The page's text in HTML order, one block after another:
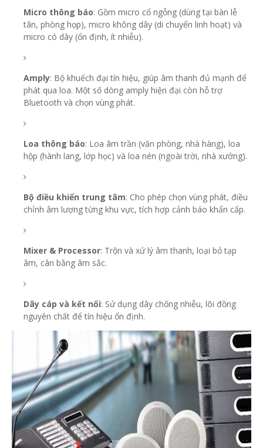
Micro thông báo: Gồm micro cổ ngỗng (dùng tại bàn lễ
tân, phòng họp), micro không dây (di chuyển linh hoạt) và
micro có dây (ổn định, ít nhiễu).
Amply: Bộ khuếch đại tín hiệu, giúp âm thanh đủ mạnh để
phát qua loa. Một số dòng amply hiện đại còn hỗ trợ
Bluetooth và chọn vùng phát.
Loa thông báo: Loa âm trần (văn phòng, nhà hàng), loa
hộp (hành lang, lớp học) và loa nén (ngoài trời, nhà xưởng).
Bộ điều khiển trung tâm: Cho phép chọn vùng phát, điều
chỉnh âm lượng từng khu vực, tích hợp cảnh báo khẩn cấp.
Mixer & Processor: Trộn và xử lý âm thanh, loại bỏ tạp
âm, cân bằng âm sắc.
Dây cáp và kết nối: Sử dụng dây chống nhiễu, lõi đồng
nguyên chất để tín hiệu ổn định.